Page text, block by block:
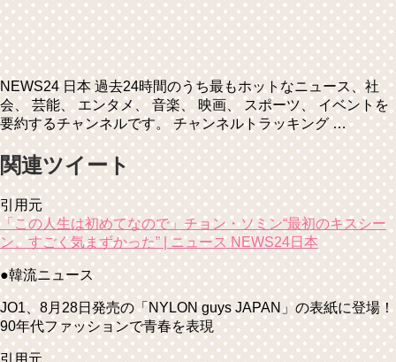
NEWS24 日本 過去24時間のうち最もホットなニュース、社
会、 芸能、 エンタメ、 音楽、 映画、 スポーツ、 イベントを
要約するチャンネルです。 チャンネルトラッキング …
関連ツイート
引用元
「この人生は初めてなので」チョン・ソミン“最初のキスシー
ン、すごく気まずかった” | ニュース NEWS24日本
●韓流ニュース
JO1、8月28日発売の「NYLON guys JAPAN」の表紙に登場！
90年代ファッションで青春を表現
引用元